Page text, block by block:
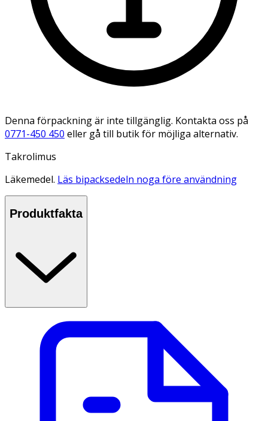
Denna förpackning är inte tillgänglig. Kontakta oss på
0771-450 450 eller gå till butik för möjliga alternativ.
Takrolimus
Läkemedel. Läs bipacksedeln noga före användning
Produktfakta